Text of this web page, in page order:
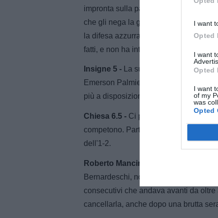
I want
Opted
I want
Opted
I want
of my
was
Opted
impronta sulla partita ma
che gli nega la gioia del gol con
la difesa azzurra soffre meno. Ma c'è
fatti, e non ha interesse ad accelerare.
Insigne 5 - La sua occasione è quella
Emerson Palmieri sbaglia un rigore in
più a disposizione ma pochissimi
Chiesa 6.5 - Ci prova, è in forma,
competono. Parte come un razzo
dell'1-2.
Roberto Mancini 6 -
Non è stata una
Bernardeschi, non hanno pagato.
consecutivi che andava avanti da
cancellarla, anche dopo una brutta